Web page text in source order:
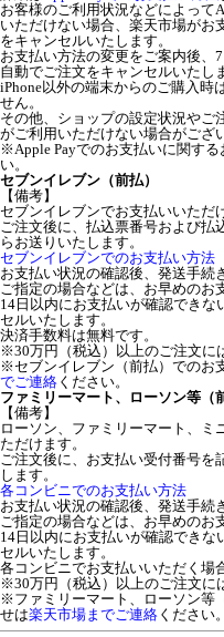
お客様のご利用状況などによって
いただけない場合、楽天市場がお
をキャンセルいたします。
お支払い方法の変更をご案内後、
自動でご注文をキャンセルいたし
iPhone以外の端末からのご購入時
せん。
その他、ショップの設定状況やご
がご利用いただけない場合がござ
※Apple Payでのお支払いに関する
い。
セブンイレブン（前払）
【備考】
セブンイレブンでお支払いいただ
ご注文後に、払込票番号および払
らお送りいたします。
セブンイレブンでのお支払い方法
お支払い状況の確認後、発送手続
ご指定の場合などは、お早めのお
14日以内にお支払いが確認でき
セルいたします。
決済手数料は無料です。
※30万円（税込）以上のご注文に
※セブンイレブン（前払）でのお
でご連絡 ください。
ファミリーマート、ローソン等（
【備考】
ローソン、ファミリーマート、ミ
ただけます。
ご注文後に、お支払い受付番号を
します。
各コンビニでのお支払い方法
お支払い状況の確認後、発送手続
ご指定の場合などは、お早めのお
14日以内にお支払いが確認でき
セルいたします。
各コンビニでお支払いいただく場
※30万円（税込）以上のご注文に
※ファミリーマート、ローソン等
せは楽天市場までご連絡 ください。